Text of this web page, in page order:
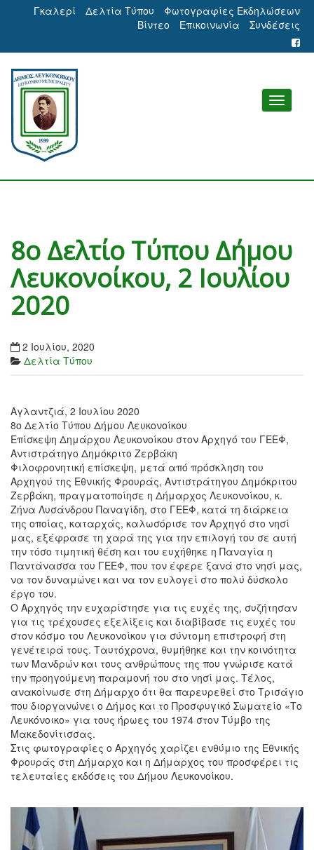
Γκαλερί Δελτία Τύπου
Φωτογραφίες Εκδηλώσεων
Βίντεο
Επικοινωνία Συνδέσεις
8ο Δελτίο Τύπου Δήμου
Λευκονοίκου, 2 Ιουλίου
2020
2 Ιουλίου, 2020
Δελτία Τύπου
Αγλαντζιά, 2 Ιουλίου 2020
8ο Δελτίο Τύπου Δήμου Λευκονοίκου
Επίσκεψη Δημάρχου Λευκονοίκου στον Αρχηγό του ΓΕΕΦ,
Αντιστράτηγο Δημόκριτο Ζερβάκη
Φιλοφρονητική επίσκεψη, μετά από πρόσκληση του
Αρχηγού της Εθνικής Φρουράς, Αντιστράτηγου Δημόκριτου
Ζερβάκη, πραγματοποίησε η Δήμαρχος Λευκονοίκου, κ.
Ζήνα Λυσάνδρου Παναγίδη, στο ΓΕΕΦ, κατά τη διάρκεια
της οποίας, καταρχάς, καλωσόρισε τον Αρχηγό στο νησί
μας, εξέφρασε τη χαρά της για την επιλογή του σε αυτή
την τόσο τιμητική θέση και του ευχήθηκε η Παναγία η
Παντάνασσα του ΓΕΕΦ, που τον έφερε ξανά στο νησί μας,
να τον δυναμώνει και να τον ευλογεί στο πολύ δύσκολο
έργο του.
Ο Αρχηγός την ευχαρίστησε για τις ευχές της, συζήτησαν
για τις τρέχουσες εξελίξεις και διαβίβασε τις ευχές του
στον κόσμο του Λευκονοίκου για σύντομη επιστροφή στη
γενέτειρά τους. Ταυτόχρονα, θυμήθηκε και την κοινότητα
των Μανδρών και τους ανθρώπους της που γνώρισε κατά
την προηγούμενη παραμονή του στο νησί μας. Τέλος,
ανακοίνωσε στη Δήμαρχο ότι θα παρευρεθεί στο Τρισάγιο
που διοργανώνει ο Δήμος και το Προσφυγικό Σωματείο «Το
Λευκόνοικο» για τους ήρωες του 1974 στον Τύμβο της
Μακεδονίτισσας.
Στις φωτογραφίες ο Αρχηγός χαρίζει ενθύμιο της Εθνικής
Φρουράς στη Δήμαρχο και η Δήμαρχος του προσφέρει τις
τελευταίες εκδόσεις του Δήμου Λευκονοίκου.